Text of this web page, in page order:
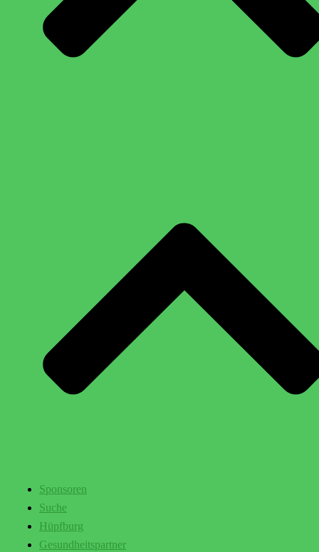
Sponsoren
Suche
Hüpfburg
Gesundheitspartner